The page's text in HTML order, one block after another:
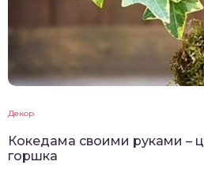
Декор
Кокедама своими руками –
горшка